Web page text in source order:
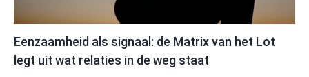
Eenzaamheid als signaal: de Matrix van het Lot
legt uit wat relaties in de weg staat